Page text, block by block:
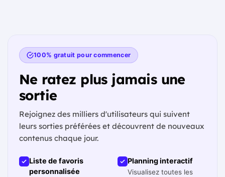
100% gratuit pour commencer
Ne ratez plus jamais une
sortie
Rejoignez des milliers d'utilisateurs qui suivent
leurs sorties préférées et découvrent de nouveaux
contenus chaque jour.
Liste de favoris
personnalisée
Planning interactif
Visualisez toutes les